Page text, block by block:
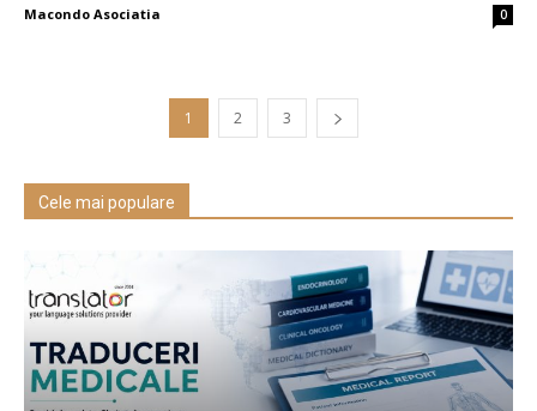
Macondo Asociatia 0
1 2 3
Cele mai populare